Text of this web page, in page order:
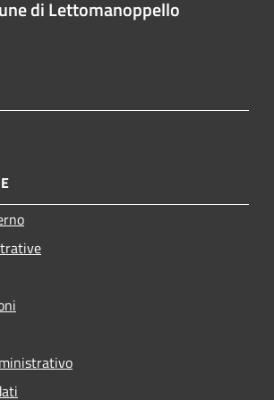
di Lettomanoppello